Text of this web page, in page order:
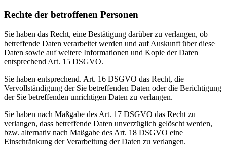
Rechte der betroffenen Personen
Sie haben das Recht, eine Bestätigung darüber zu verlangen, ob
betreffende Daten verarbeitet werden und auf Auskunft über diese
Daten sowie auf weitere Informationen und Kopie der Daten
entsprechend Art. 15 DSGVO.
Sie haben entsprechend. Art. 16 DSGVO das Recht, die
Vervollständigung der Sie betreffenden Daten oder die Berichtigung
der Sie betreffenden unrichtigen Daten zu verlangen.
Sie haben nach Maßgabe des Art. 17 DSGVO das Recht zu
verlangen, dass betreffende Daten unverzüglich gelöscht werden,
bzw. alternativ nach Maßgabe des Art. 18 DSGVO eine
Einschränkung der Verarbeitung der Daten zu verlangen.